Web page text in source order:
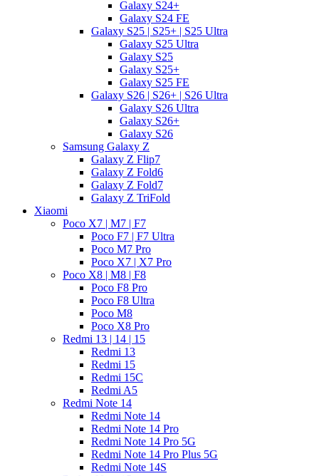
Galaxy S24+
Galaxy S24 FE
Galaxy S25 | S25+ | S25 Ultra
Galaxy S25 Ultra
Galaxy S25
Galaxy S25+
Galaxy S25 FE
Galaxy S26 | S26+ | S26 Ultra
Galaxy S26 Ultra
Galaxy S26+
Galaxy S26
Samsung Galaxy Z
Galaxy Z Flip7
Galaxy Z Fold6
Galaxy Z Fold7
Galaxy Z TriFold
Xiaomi
Poco X7 | M7 | F7
Poco F7 | F7 Ultra
Poco M7 Pro
Poco X7 | X7 Pro
Poco X8 | M8 | F8
Poco F8 Pro
Poco F8 Ultra
Poco M8
Poco X8 Pro
Redmi 13 | 14 | 15
Redmi 13
Redmi 15
Redmi 15C
Redmi A5
Redmi Note 14
Redmi Note 14
Redmi Note 14 Pro
Redmi Note 14 Pro 5G
Redmi Note 14 Pro Plus 5G
Redmi Note 14S